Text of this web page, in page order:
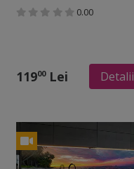
din PVC cu lăţime de
0.00
11900Lei Detalii